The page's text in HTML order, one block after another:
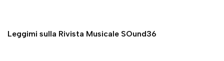
Leggimi sulla Rivista Musicale SOund36